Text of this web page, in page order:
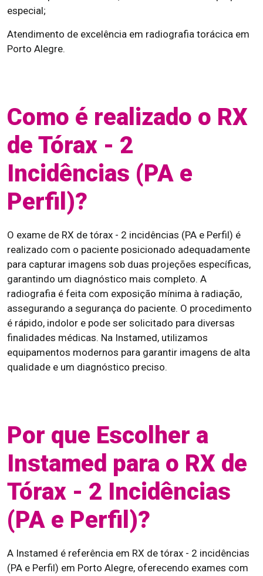
especial;
Atendimento de excelência em radiografia torácica em
Porto Alegre.
Como é realizado o RX
de Tórax - 2
Incidências (PA e
Perfil)?
O exame de RX de tórax - 2 incidências (PA e Perfil) é
realizado com o paciente posicionado adequadamente
para capturar imagens sob duas projeções específicas,
garantindo um diagnóstico mais completo. A
radiografia é feita com exposição mínima à radiação,
assegurando a segurança do paciente. O procedimento
é rápido, indolor e pode ser solicitado para diversas
finalidades médicas. Na Instamed, utilizamos
equipamentos modernos para garantir imagens de alta
qualidade e um diagnóstico preciso.
Por que Escolher a
Instamed para o RX de
Tórax - 2 Incidências
(PA e Perfil)?
A Instamed é referência em RX de tórax - 2 incidências
(PA e Perfil) em Porto Alegre, oferecendo exames com